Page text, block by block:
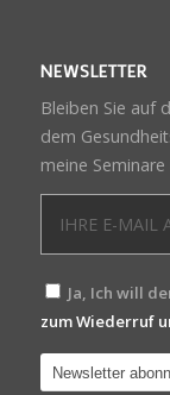
NEWSLETTER
Bleiben Sie auf
dem
meine
Ja, Ich will
zum Wiederruf